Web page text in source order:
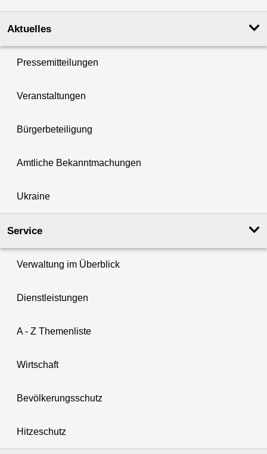
Aktuelles
Pressemitteilungen
Veranstaltungen
Bürgerbeteiligung
Amtliche Bekanntmachungen
Ukraine
Service
Verwaltung im Überblick
Dienstleistungen
A - Z Themenliste
Wirtschaft
Bevölkerungsschutz
Hitzeschutz